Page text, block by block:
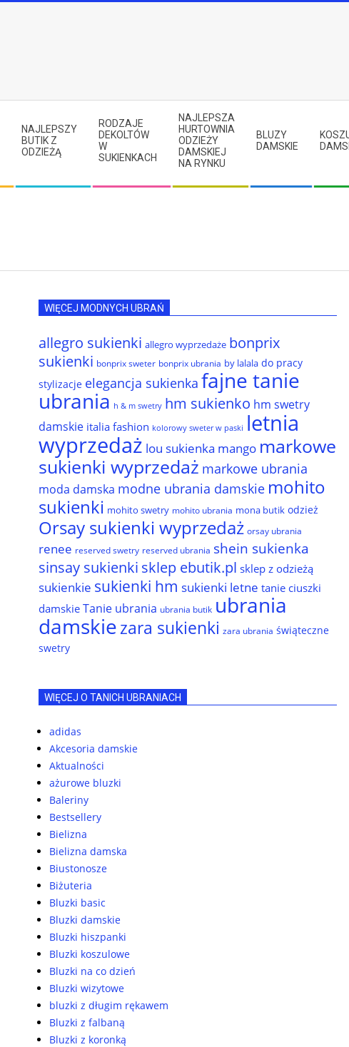
NAJLEPSZY
BUTIK Z
ODZIEŻĄ
RODZAJE
DEKOLTÓW
W
SUKIENKACH
NAJLEPSZA
HURTOWNIA
ODZIEŻY
DAMSKIEJ
NA RYNKU
BLUZY
DAMSKIE
WIĘCEJ MODNYCH UBRAŃ
allegro sukienki allegro wyprzedaże bonprix
sukienki bonprix sweter bonprix ubrania by lalala do pracy
stylizacje elegancja sukienka fajne tanie
ubrania h & m swetry hm sukienko hm swetry
damskie italia fashion kolorowy sweter w paski letnia
wyprzedaż lou sukienka mango markowe
sukienki wyprzedaż markowe ubrania
moda damska modne ubrania damskie mohito
sukienki mohito swetry mohito ubrania mona butik odzież
Orsay sukienki wyprzedaż orsay ubrania
renee reserved swetry reserved ubrania shein sukienka
sinsay sukienki sklep ebutik.pl sklep z odzieżą
sukienkie sukienki hm sukienki letne tanie ciuszki
damskie Tanie ubrania ubrania butik ubrania
damskiezara sukienki zara ubrania świąteczne
swetry
WIĘCEJ O TANICH UBRANIACH
adidas
Akcesoria damskie
Aktualności
ażurowe bluzki
Baleriny
Bestsellery
Bielizna
Bielizna damska
Biustonosze
Biżuteria
Bluzki basic
Bluzki damskie
Bluzki hiszpanki
Bluzki koszulowe
Bluzki na co dzień
Bluzki wizytowe
bluzki z długim rękawem
Bluzki z falbaną
Bluzki z koronką